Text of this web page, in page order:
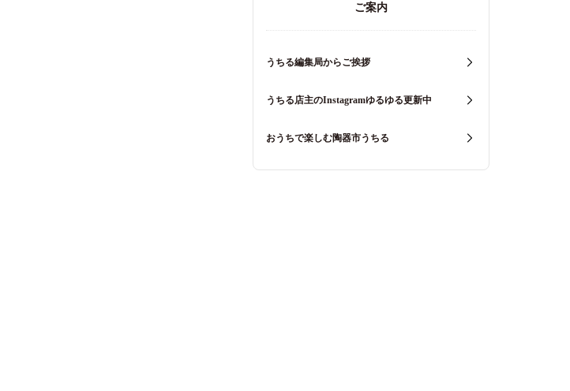
ご案内
うちる編集局からご挨拶
うちる店主のInstagramゆるゆる更新中
おうちで楽しむ陶器市うちる